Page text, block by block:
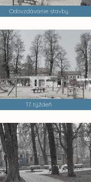
Odovzdávanie stavby
17. týždeň